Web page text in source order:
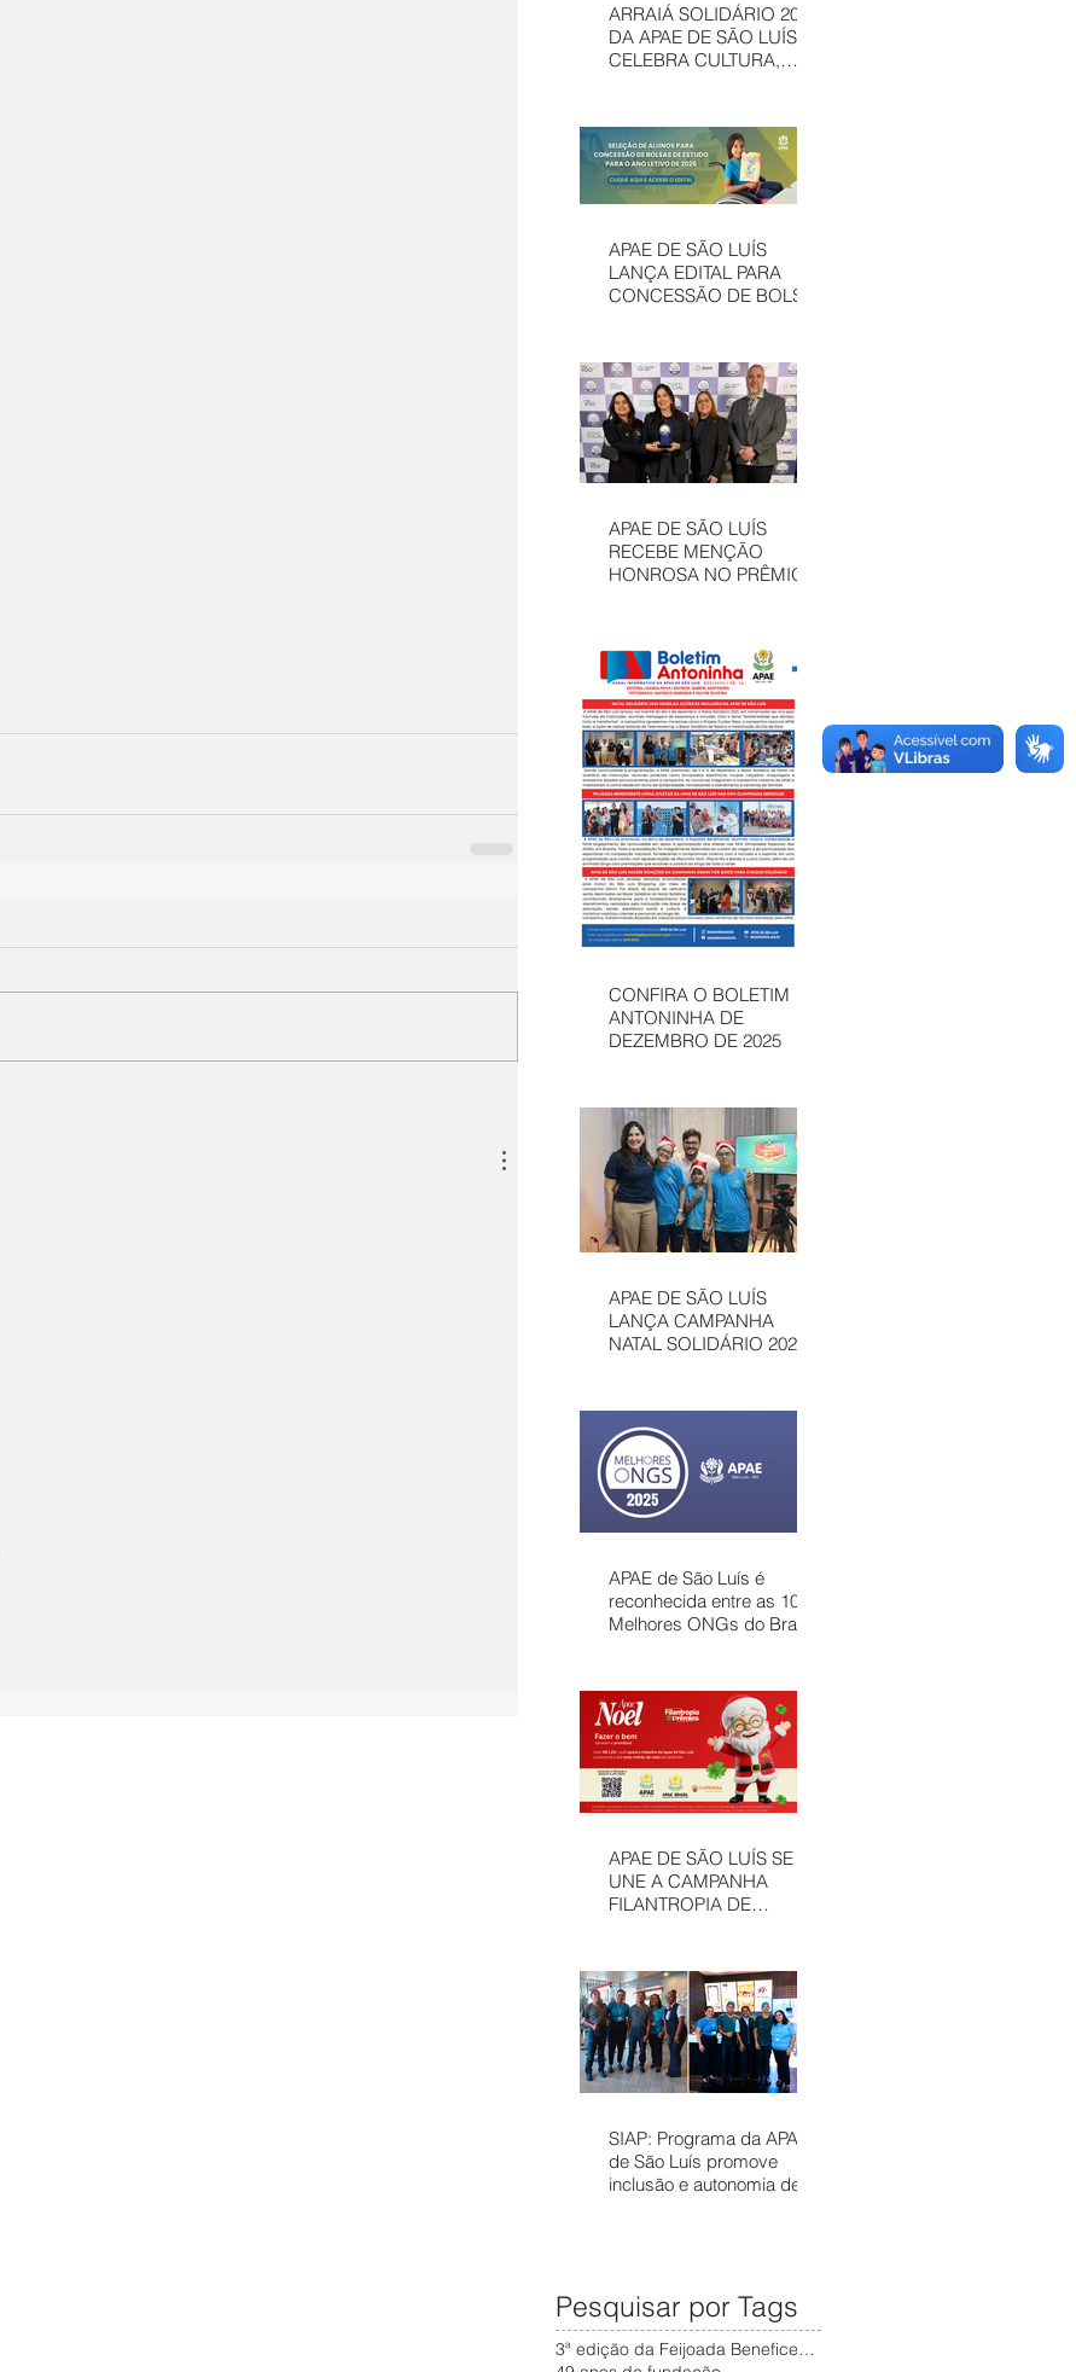
ARRAIÁ SOLIDÁRIO 2026
DA APAE DE SÃO LUÍS
CELEBRA CULTURA,
MAIS UMA EDIÇÃO
JUNINA
APAE DE SÃO LUÍS
LANÇA EDITAL PARA
CONCESSÃO DE BOLSAS
APAE DE SÃO LUÍS
RECEBE MENÇÃO
HONROSA NO PRÊMIO
CONFIRA O BOLETIM
ANTONINHA DE
DEZEMBRO DE 2025
APAE DE SÃO LUÍS
LANÇA CAMPANHA
NATAL SOLIDÁRIO 2025
COMUNIDADE E
FORTALECER
ATENDIMENTOS
GRATUITOS NO
MARANHÃO
APAE de São Luís é
reconhecida entre as 100
Melhores ONGs do Brasil
APAE DE SÃO LUÍS SE
UNE A CAMPANHA
FILANTROPIA DE
SERVIÇOS
ASSISTÊNCIAIS
SIAP: Programa da APAE
de São Luís promove
inclusão e autonomia de
Pesquisar por Tags
3ª edição da Feijoada Beneficente da APAE